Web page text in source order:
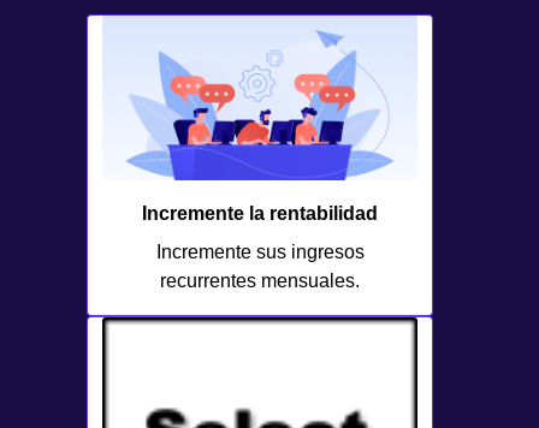
Incremente la rentabilidad
Incremente sus ingresos
recurrentes mensuales.